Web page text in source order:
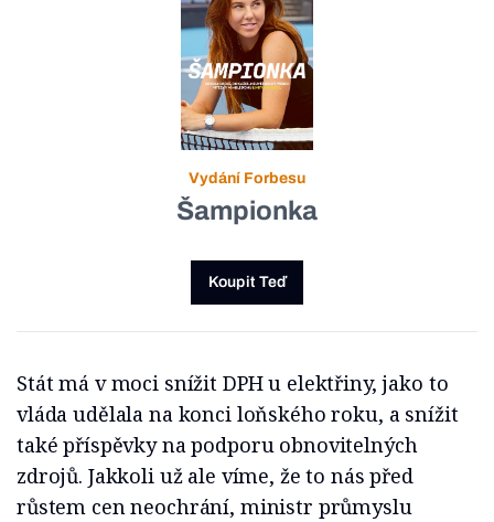
Vydání Forbesu
Šampionka
Koupit Teď
Stát má v moci snížit DPH u elektřiny, jako to
vláda udělala na konci loňského roku, a snížit
také příspěvky na podporu obnovitelných
zdrojů. Jakkoli už ale víme, že to nás před
růstem cen neochrání, ministr průmyslu